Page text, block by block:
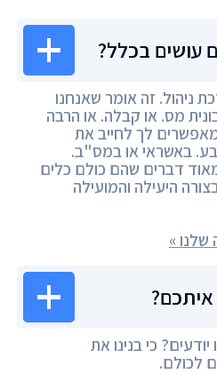
עושים בכלל?
ניהול. זה אומר שאנחנו
מס. או קבלה. או הרבה
לך לחייב את
באשראי או במס"ב.
דברים שהם כולם כלים
היעילה והמועילה
שלנו »
כי בנינו את
לכולם.